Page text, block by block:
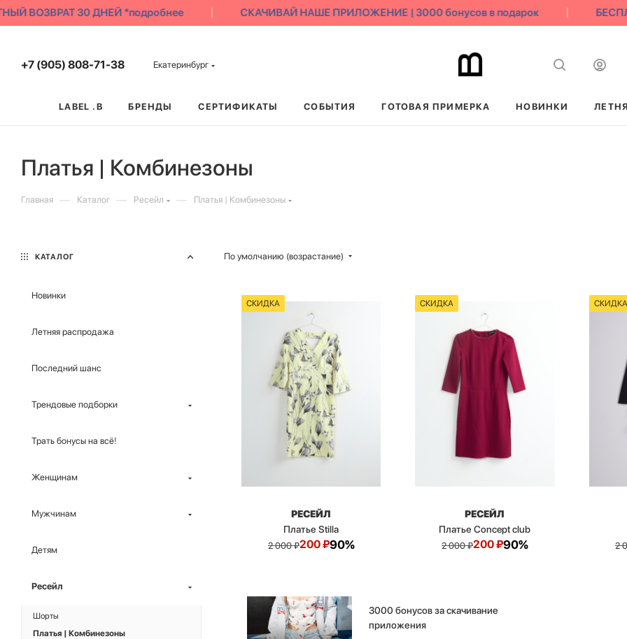
ВОЗВРАТ 30 ДНЕЙ *подробнее СКАЧИВАЙ НАШЕ ПРИЛОЖЕНИЕ | 3000 бонусов в подарок
+7 (905) 808-71-38 Екатеринбург
LABEL .B БРЕНДЫ СЕРТИФИКАТЫ СОБЫТИЯ ГОТОВАЯ ПРИМЕРКА НОВИНКИ
Платья | Комбинезоны
Главная — Каталог — Ресейл — Платья | Комбинезоны
По умолчанию (возрастание)
СКИДКА
РЕСЕЙЛ
Платье Stilla
2 000₽200₽90%
СКИДКА
РЕСЕЙЛ
Платье Concept club
2 000₽200₽90%
СКИДКА
2
3000 бонусов за скачивание
приложения
КАТАЛОГ
Новинки
Летняя распродажа
Последний шанс
Трендовые подборки
Трать бонусы на всё!
Женщинам
Мужчинам
Детям
Ресейл
Шорты
Платья | Комбинезоны